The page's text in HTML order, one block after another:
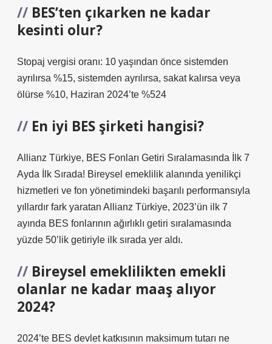
BES’ten çıkarken ne kadar
kesinti olur?
Stopaj vergisi oranı: 10 yaşından önce sistemden
ayrılırsa %15, sistemden ayrılırsa, sakat kalırsa veya
ölürse %10, Haziran 2024’te %524
En iyi BES şirketi hangisi?
Allianz Türkiye, BES Fonları Getiri Sıralamasında İlk 7
Ayda İlk Sırada! Bireysel emeklilik alanında yenilikçi
hizmetleri ve fon yönetimindeki başarılı performansıyla
yıllardır fark yaratan Allianz Türkiye, 2023’ün ilk 7
ayında BES fonlarının ağırlıklı getiri sıralamasında
yüzde 50’lik getiriyle ilk sırada yer aldı.
Bireysel emeklilikten emekli
olanlar ne kadar maaş alıyor
2024?
2024’te BES devlet katkısının maksimum tutarı ne